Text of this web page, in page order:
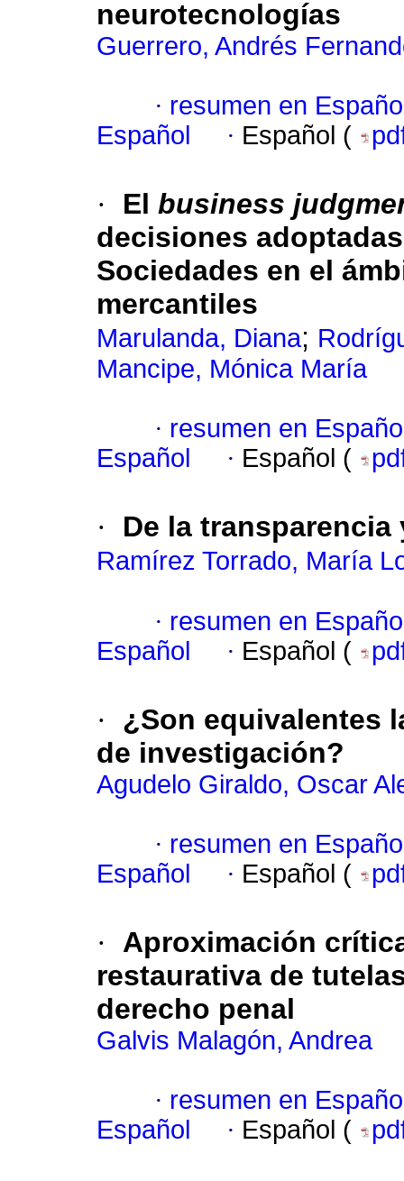
neurotecnologías
Guerrero, Andrés
· resumen en
Español
· Español (
· El business
decisiones
Sociedades en el
mercantiles
Marulanda, Diana;
Mancipe, Mónica María
· resumen en
Español
· Español (
· De la
Ramírez Torrado, María
· resumen en
Español
· Español (
·
¿Son equivalentes
de investigación?
Agudelo Giraldo, Oscar
· resumen en
Español
· Español (
·
Aproximación
restaurativa de
derecho penal
Galvis Malagón, Andrea
· resumen en
Español
· Español (